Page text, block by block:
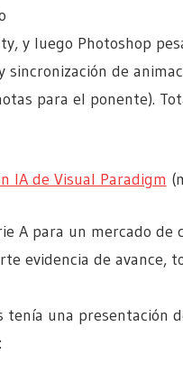
y luego Photoshop
de
para el ponente).
IA de Visual Paradigm
A para un mercado de
evidencia de avance,
una presentación